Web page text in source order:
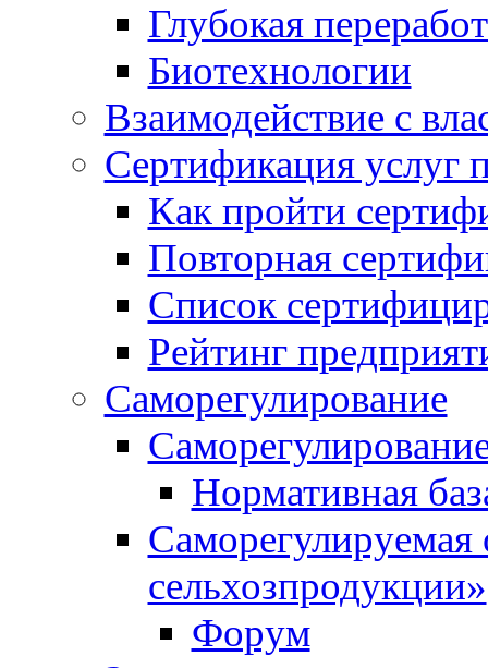
Глубокая
Биотехнологии
Взаимодействие с
Сертификация услуг
Как пройти
Повторная
Список
Рейтинг
Саморегулирование
Нормативная
Саморегулируемая
сельхозпродукции»
Форум